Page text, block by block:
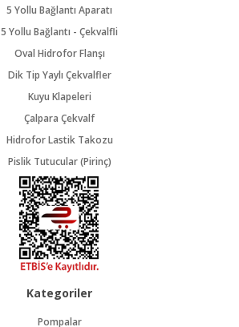
5 Yollu Bağlantı Aparatı
5 Yollu Bağlantı - Çekvalfli
Oval Hidrofor Flanşı
Dik Tip Yaylı Çekvalfler
Kuyu Klapeleri
Çalpara Çekvalf
Hidrofor Lastik Takozu
Pislik Tutucular (Pirinç)
Kategoriler
Pompalar